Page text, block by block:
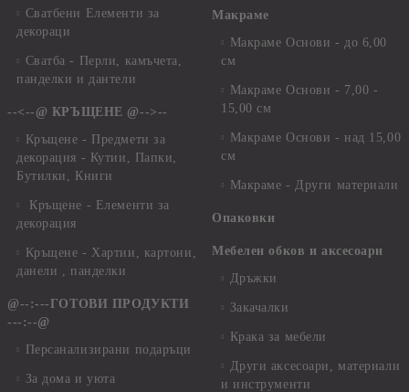
Сватбени Елементи за
декораци
Сватба - Перли, камъчета,
панделки и дантели
--<--@ КРЪЩЕНЕ @-->--
Кръщене - Предмети за
декорация - Кутии, Папки,
Бутилки, Книги
Кръщене - Елементи за
декорация
Кръщене - Хартии, картони,
данели , панделки
@--:---ГОТОВИ ПРОДУКТИ
---:--@
Персанализирани подаръци
За дома и уюта
Макраме
Макраме Основи - до 6,00
см
Макраме Основи - 7,00 -
15,00 см
Макраме Основи - над 15,00
см
Макраме - Други материали
Опаковки
Мебелен обков и аксесоари
Дръжки
Закачалки
Крака за мебели
Други аксесоари, материали
и инструменти